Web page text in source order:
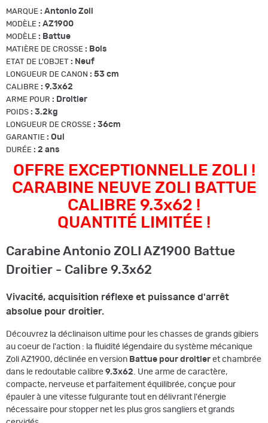
MARQUE : Antonio Zoli
MODÈLE : AZ1900
MODÈLE : Battue
MATIÈRE DE CROSSE : Bois
ETAT DE L'OBJET : Neuf
LONGUEUR DE CANON : 53 cm
CALIBRE : 9.3x62
ARME POUR : Droitier
POIDS : 3.2kg
LONGUEUR DE CROSSE : 36cm
GARANTIE : Oui
DURÉE : 2 ans
OFFRE EXCEPTIONNELLE ZOLI !
CARABINE NEUVE ZOLI BATTUE
CALIBRE 9.3x62 !
QUANTITÉ LIMITÉE !
Carabine Antonio ZOLI AZ1900 Battue
Droitier - Calibre 9.3x62
Vivacité, acquisition réflexe et puissance d'arrêt
absolue pour droitier.
Découvrez la déclinaison ultime pour les chasses de grands gibiers
au coeur de l'action : la fluidité légendaire du système mécanique
Zoli AZ1900, déclinée en version Battue pour droitier et chambrée
dans le redoutable calibre 9.3x62. Une arme de caractère,
compacte, nerveuse et parfaitement équilibrée, conçue pour
épauler à une vitesse fulgurante tout en délivrant l'énergie
nécessaire pour stopper net les plus gros sangliers et grands